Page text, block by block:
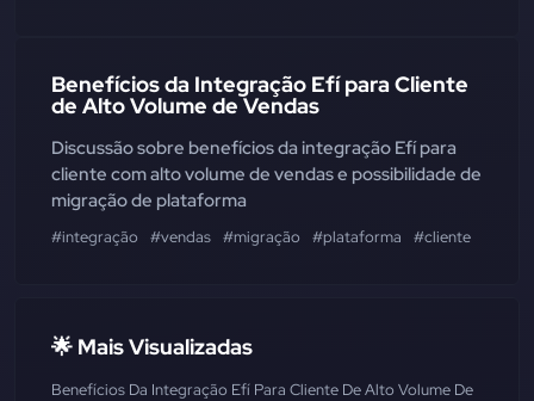
Benefícios da Integração Efí para Cliente
de Alto Volume de Vendas
Discussão sobre benefícios da integração Efí para
cliente com alto volume de vendas e possibilidade de
migração de plataforma
#integração #vendas #migração #plataforma #cliente
🌟 Mais Visualizadas
Benefícios Da Integração Efí Para Cliente De Alto Volume De